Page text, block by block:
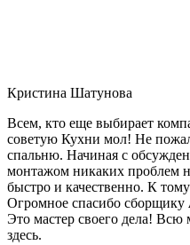
Кристина Шатунова
Всем, кто еще выбирает
советую Кухни мол! Не
спальню. Начиная с
монтажом никаких проблем
быстро и качественно. К
Огромное спасибо сборщику
Это мастер своего дела! Всю
здесь.